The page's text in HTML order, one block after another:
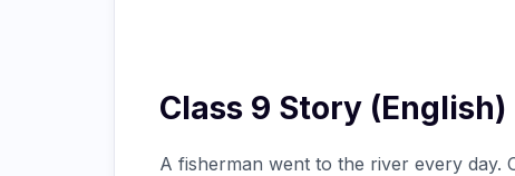
Class 9 Story (English)
A fisherman went to the river every day.